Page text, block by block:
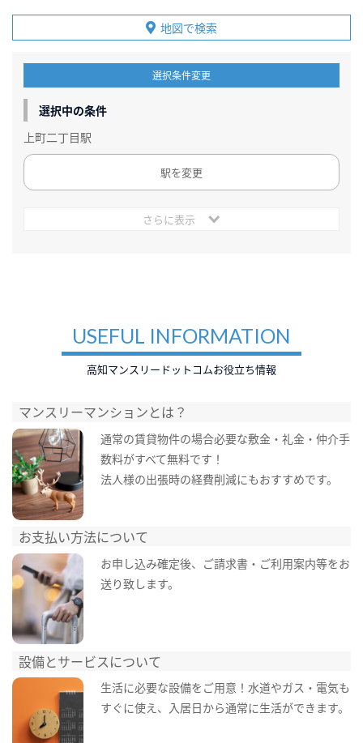
地図で検索
選択条件変更
選択中の条件
上町二丁目駅
駅を変更
さらに表示
USEFUL INFORMATION
高知マンスリードットコムお役立ち情報
マンスリーマンションとは？
通常の賃貸物件の場合必要な敷金・礼金・仲介手
数料がすべて無料です！
法人様の出張時の経費削減にもおすすめです。
お支払い方法について
お申し込み確定後、ご請求書・ご利用案内等をお
送り致します。
設備とサービスについて
生活に必要な設備をご用意！水道やガス・電気も
すぐに使え、入居日から通常に生活ができます。